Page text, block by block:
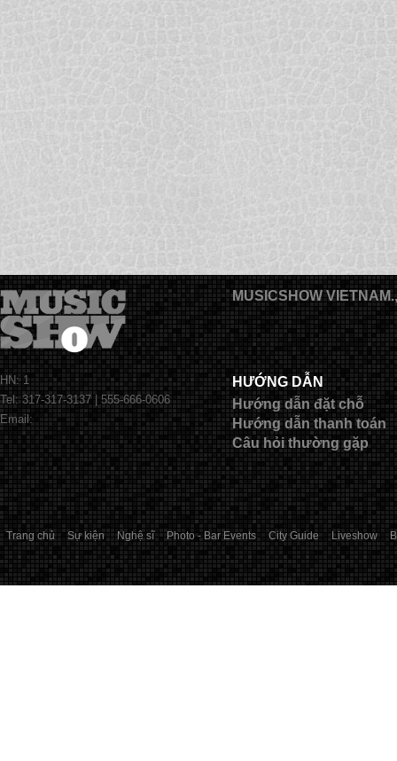
HN: 1
Tel: 317-317-3137 | 555-666-0606
Email:
MUSICSHOW VIETNAM.,
HƯỚNG DẪN
Hướng dẫn đặt chỗ
Hướng dẫn thanh toán
Câu hỏi thường gặp
Trang chủ Sự kiện Nghệ sĩ Photo - Bar Events City Guide Liveshow